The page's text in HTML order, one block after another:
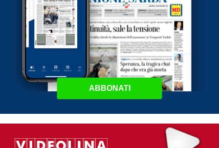
ABBONATI